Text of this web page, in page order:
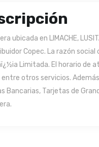
ubicada en LIMACHE,
Copec. La razón social
Limitada. El horario de
entre otros servicios.
Bancarias, Tarjetas de